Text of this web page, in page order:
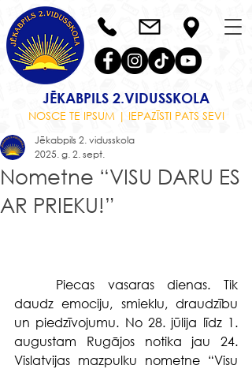
JĒKABPILS 2.VIDUSSKOLA
NOSCE TE IPSUM | IEPAZĪSTI PATS SEVI
Nometne “VISU DARU ES
AR PRIEKU!”
Jēkabpils 2. vidusskola
2025. g. 2. sept.
daudz emociju, smieklu, draudzību
un piedzīvojumu. No 28. jūlija līdz 1.
augustam Rugājos notika jau 24.
Vislatvijas mazpulku nometne “Visu